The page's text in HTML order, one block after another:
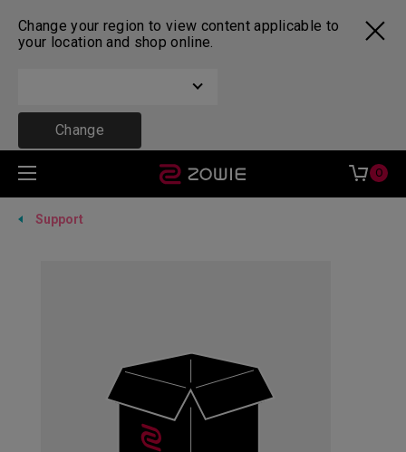
Change your region to view content applicable to
your location and shop online.
Change
0
Support